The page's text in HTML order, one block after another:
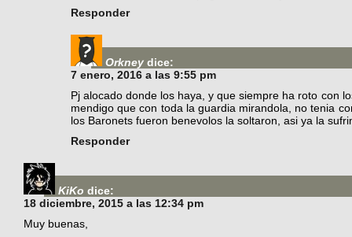
Responder
Orkney dice:
7 enero, 2016 a las 9:55 pm
Pj alocado donde los haya, y que siempre ha roto con
mendigo que con toda la guardia mirandola, no tenia
los Baronets fueron benevolos la soltaron, asi ya la
Responder
KiKo dice:
18 diciembre, 2015 a las 12:34 pm
Muy buenas,